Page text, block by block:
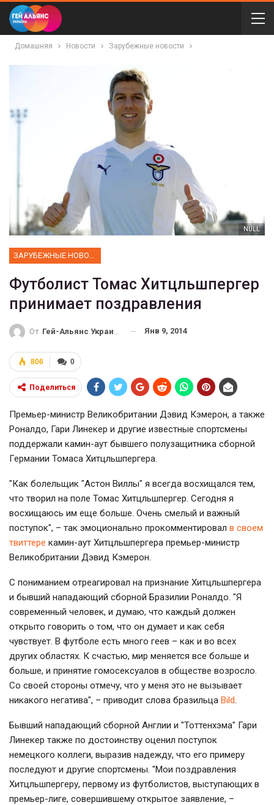
Домашняя Новости Зарубежные новости
NULL
Футболист Томас Хитцльшпергер
принимает поздравления
От Гей-Альянс Украина Янв 9, 2014
0
806
Поделиться
Премьер-министр Великобритании Дэвид Кэмерон, а также
Роналдо, Гари Линекер и другие известные спортсмены
поддержали камин-аут бывшего полузащитника сборной
Германии Томаса Хитцльшпергера.
"Как болельщик "Астон Виллы" я всегда восхищался тем,
что творил на поле Томас Хитцльшпергер. Сегодня я
восхищаюсь им еще больше. Очень смелый и важный
поступок", – так эмоционально прокомментировал в своем
твиттере камин-аут Хитцльшпергера премьер-министр
Великобритании Дэвид Кэмерон.
С пониманием отреагировал на признание Хитцльшпергера
и бывший нападающий сборной Бразилии Роналдо. "Я
современный человек, и думаю, что каждый должен
открыто говорить о том, что он думает и как себя
чувствует. В футболе есть много геев – как и во всех
других областях. К счастью, мир меняется все больше и
больше, и принятие гомосексуалов в обществе возросло.
Со своей стороны отмечу, что у меня это не вызывает
никакого негатива", – приводит слова бразильца Bild
Бывший нападающий сборной Англии и "Тоттенхэма" Гари
Линекер также по достоинству оценил поступок
немецкого коллеги, выразив надежду, что его примеру
последуют и другие спортсмены. "Мои поздравления
Хитцльшпергеру, первому из футболистов, выступающих в
премьер-лиге, совершившему открытое заявление, –